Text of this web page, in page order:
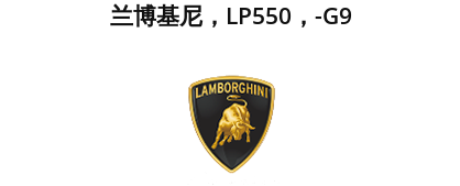
兰博基尼，LP550，-G9